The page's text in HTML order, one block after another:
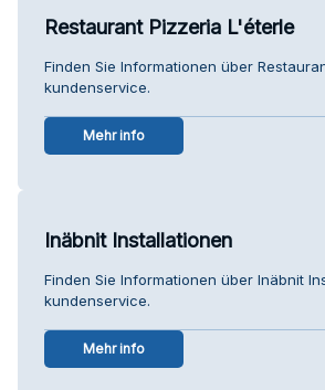
Restaurant Pizzeria L'éterle
Finden Sie Informationen über
kundenservice.
Mehr info
Inäbnit Installationen
Finden Sie Informationen über Inäbnit
kundenservice.
Mehr info